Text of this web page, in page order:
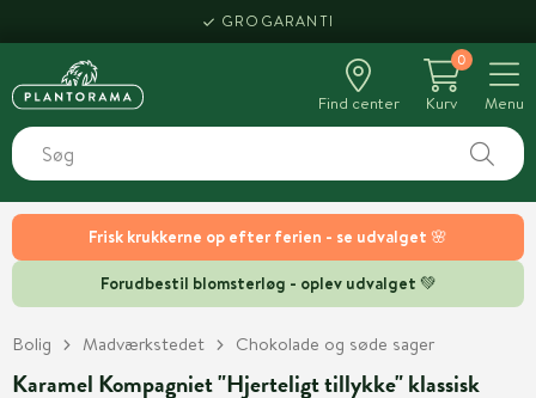
Frisk krukkerne op efter ferien - se udvalget 🌸
Forudbestil blomsterløg - oplev udvalget 💚
GROGARANTI
Find center
0
Kurv
Menu
Bolig Madværkstedet Chokolade og søde sager
Karamel Kompagniet "Hjerteligt tillykke" klassisk